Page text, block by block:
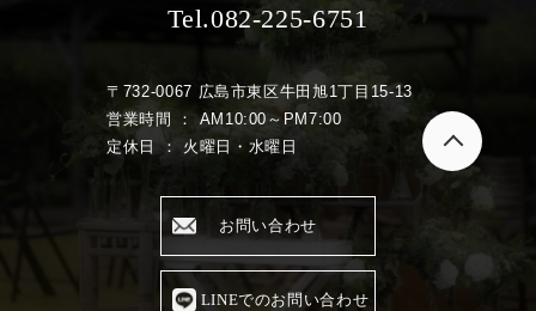
Tel.082-225-6751
〒732-0067 広島市東区牛田旭1丁目15-13
営業時間 ： AM10:00～PM7:00
定休日 ： 火曜日・水曜日
お問い合わせ
LINEでのお問い合わせ